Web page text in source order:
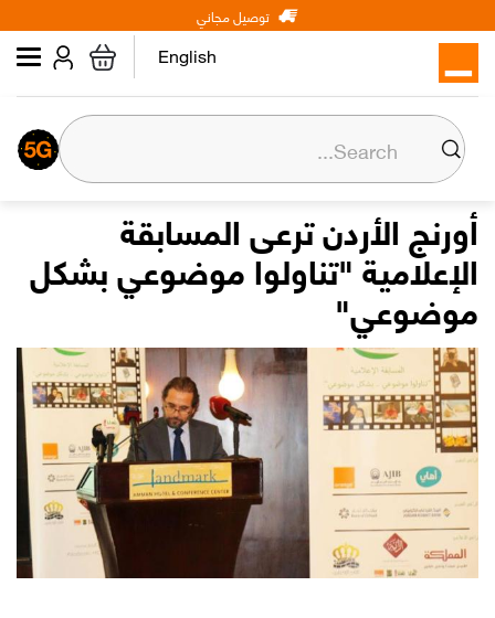
to
main
content
توصيل مجاني
English
Main
navigation
شخصيالأعمالعن أورنج
عن أورنج
المسؤولية المجتمعية
المركز الإعلامي
علاقات المستثمرين
وظائف
English العربية Orange إكسترا
أورنج الأردن ترعى المسابقة
الإعلامية "تناولوا موضوعي بشكل
موضوعي"